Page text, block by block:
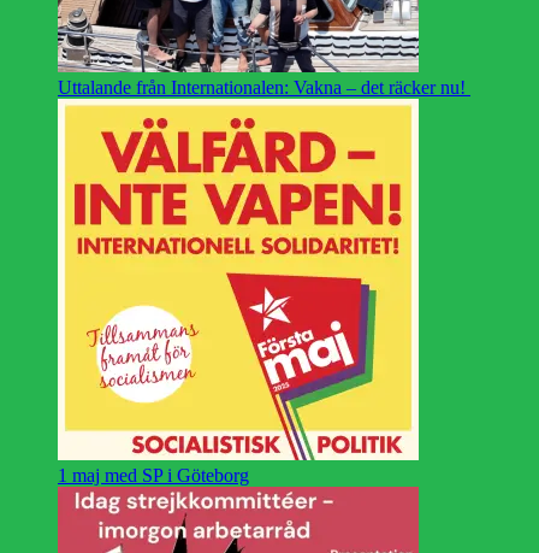
Uttalande från Internationalen: Vakna – det räcker nu!
1 maj med SP i Göteborg